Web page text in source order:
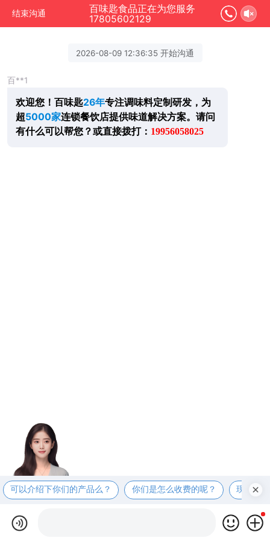
结束沟通
百味匙食品正在为您服务
17805602129
2026-08-09 12:36:35 开始沟通
百**1
欢迎您！百味匙26年专注调味料定制研发，为
超5000家连锁餐饮店提供味道解决方案。 请问
有什么可以帮您？或直接拨打： 19956058025
可以介绍下你们的产品么？ 你们是怎么收费的呢？ 现在有